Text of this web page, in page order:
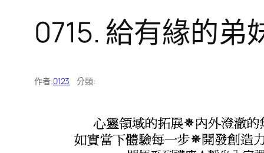
0715. 給有緣的弟
作者:0123 分類: